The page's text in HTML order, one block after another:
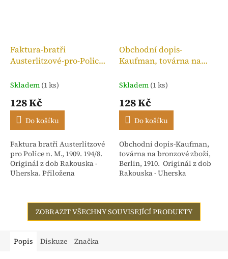
Faktura-bratři
Austerlitzové-pro-Police
Skladem (1 ks)
128 Kč
Do košíku
Faktura bratři Austerlitzové
pro Police n. M., 1909. 194/8.
Originál z dob Rakouska -
Uherska. Přiložena
dříve Isac...
Obchodní dopis-
Kaufman, továrna na
Skladem (1 ks)
128 Kč
Do košíku
Obchodní dopis-Kaufman,
továrna na bronzové zboží,
Berlin, 1910. Originál z dob
Rakouska - Uherska
ZOBRAZIT VŠECHNY SOUVISEJÍCÍ PRODUKTY
Popis Diskuze Značka